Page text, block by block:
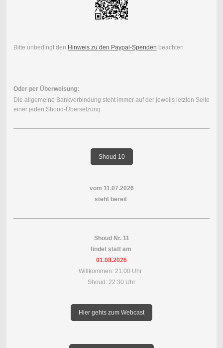
Bitte unbedingt den Hinweis zu den Paypal-Spenden beachten
Oder per Überweisung:
Die allgemeine Bankverbindung steht immer auf der jeweils letzten Seite
einer jeden Shoud-Übersetzung
Shoud 10
vom 11.07.2026
steht bereit
Shoud Nr. 11
findet statt am
01.08.2026
Willkommen: 21:00 Uhr
Shoud: 22:30 Uhr
Hier gehts zum Webcast